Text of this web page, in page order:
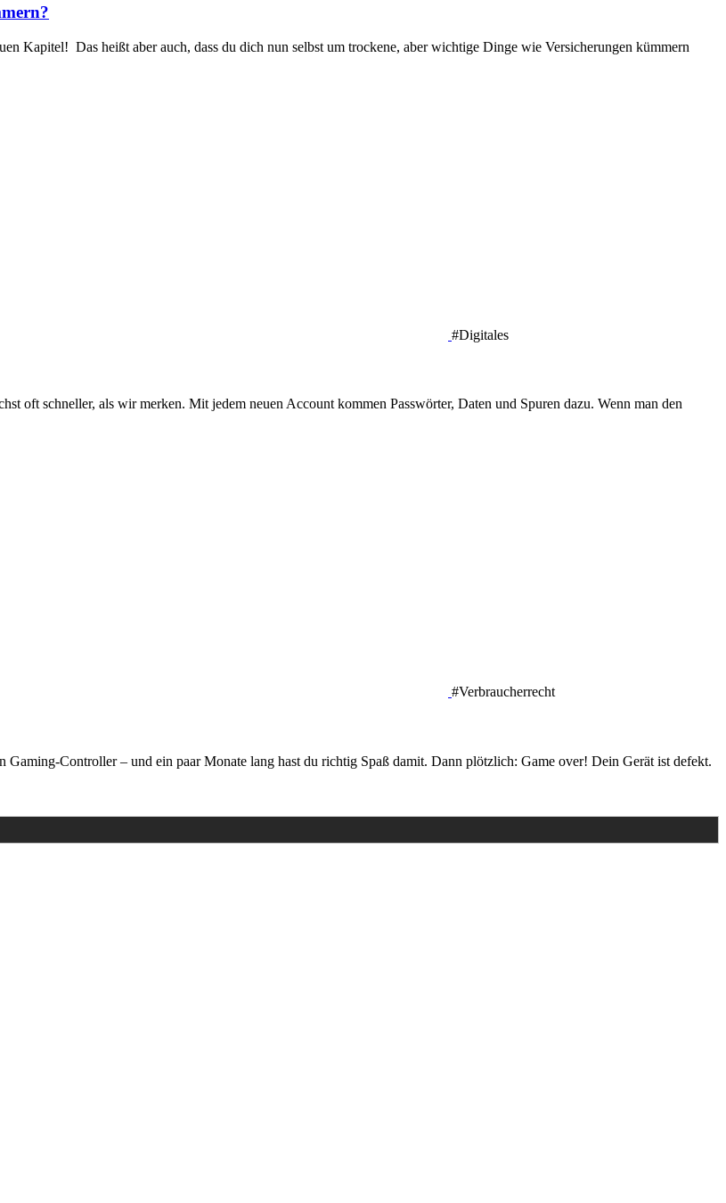
Kapitel! Das heißt aber auch, dass du dich nun selbst um trockene, aber wichtige Dinge wie Versicherungen kümmern
#Digitales
oft schneller, als wir merken. Mit jedem neuen Account kommen Passwörter, Daten und Spuren dazu. Wenn man den
#Verbraucherrecht
Gaming-Controller – und ein paar Monate lang hast du richtig Spaß damit. Dann plötzlich: Game over! Dein Gerät ist defekt.